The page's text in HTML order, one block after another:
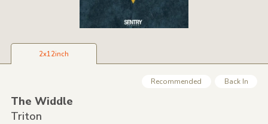
2x12inch
Recommended Back In
The Widdle
Triton